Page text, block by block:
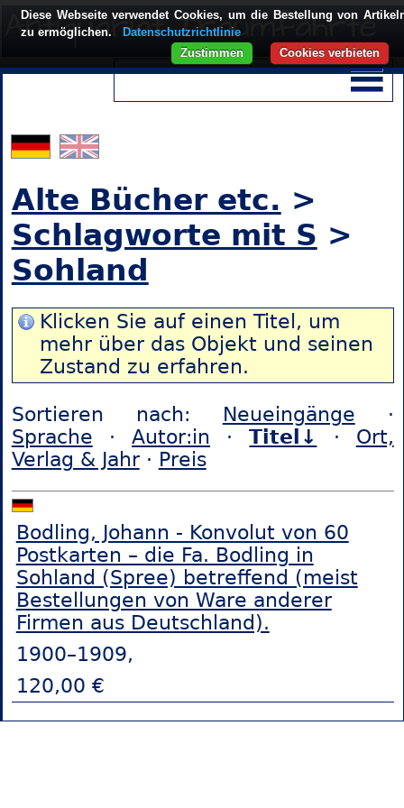
Alte Bücher etc. >
Schlagworte mit S >
Sohland
Klicken Sie auf einen Titel, um
mehr über das Objekt und seinen
Zustand zu erfahren.
Sortieren nach: Neueingänge ·
Sprache ·Autor:in ·Titel↓ · Ort,
Verlag & Jahr· Preis
Bodling, Johann - Konvolut von 60
Postkarten – die Fa. Bodling in
Sohland (Spree) betreffend (meist
Bestellungen von Ware anderer
Firmen aus Deutschland).
1900–1909,
120,00 €
Diese Webseite verwendet Cookies, um die Bestellung von
zu ermöglichen.
Datenschutzrichtlinie
Cookies verbieten
Zustimmen